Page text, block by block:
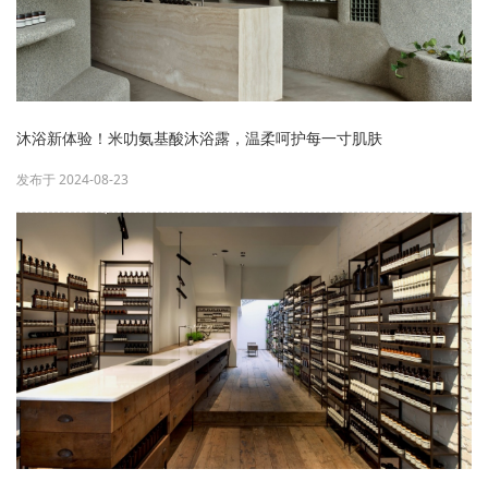
沐浴新体验！米叻氨基酸沐浴露，温柔呵护每一寸肌肤
发布于 2024-08-23